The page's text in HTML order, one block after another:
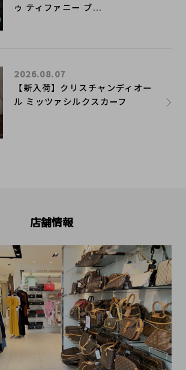
ゥ ティファニー ブ...
【新入荷】クリスチャンディオー
ル ミッツァシルクスカーフ
2026.08.07
店舗情報